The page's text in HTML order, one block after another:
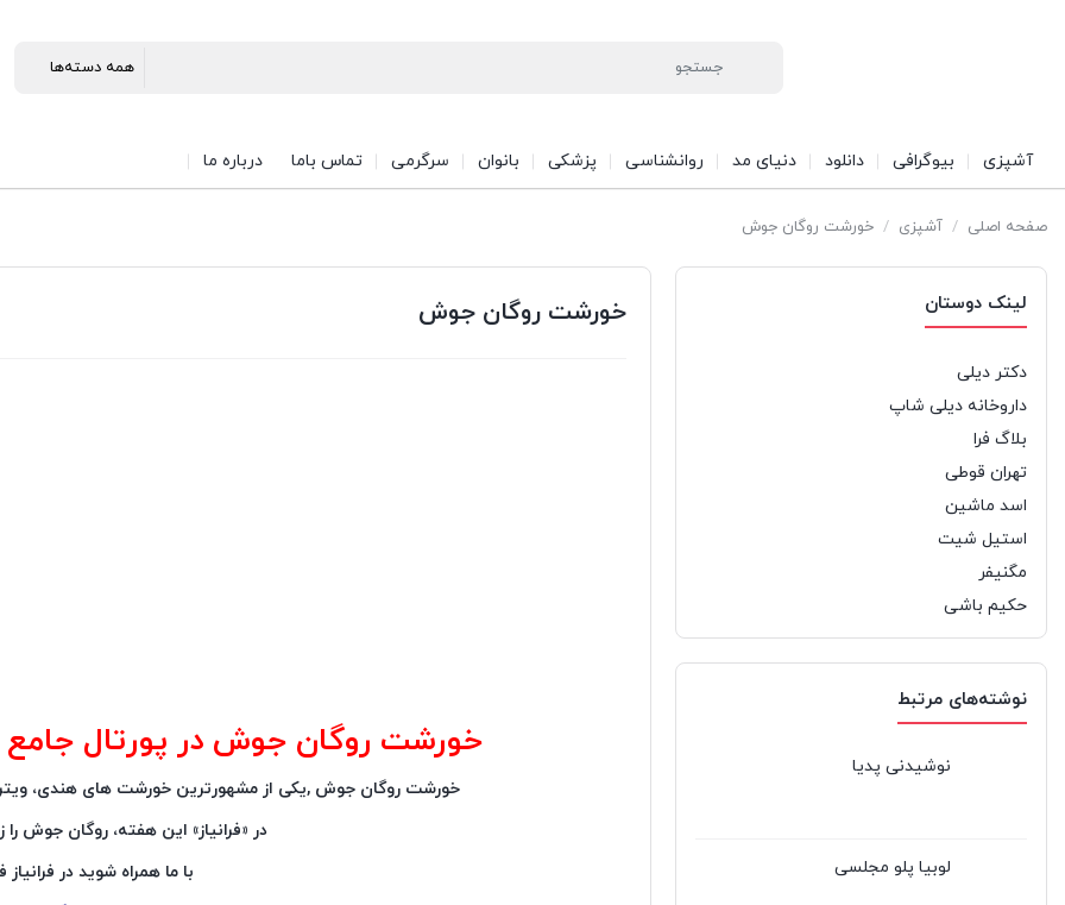
آشپزی بیوگرافی دانلود دنیای مد روانشناسی پزشکی بانوان سرگرمی تماس باما درباره ما
صفحه اصلی / آشپزی / خورشت روگان جوش
لینک دوستان
دکتر دیلی
داروخانه دیلی شاپ
بلاگ فرا
تهران قوطی
اسد ماشین
استیل شیت
مگنیفر
حکیم باشی
نوشته‌های مرتبط
نوشیدنی پدیا
لوبیا پلو مجلسی
خورشت روگان جوش
خورشت روگان جوش در پورتال جامع
خورشت روگان جوش ,یکی از مشهورترین خورشت های هندی،
در «فرانیاز» این هفته، روگان جوش را
با ما همراه شوید در فرانیاز